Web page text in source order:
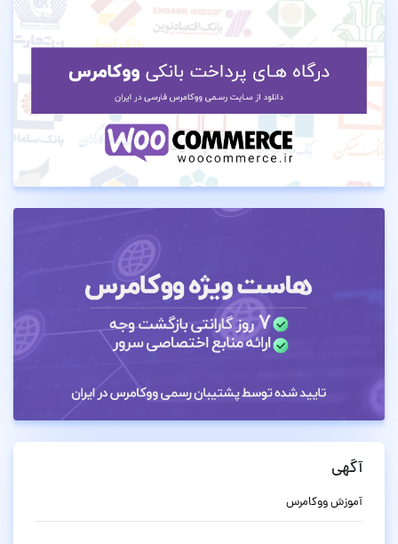
آگهی
آموزش ووکامرس